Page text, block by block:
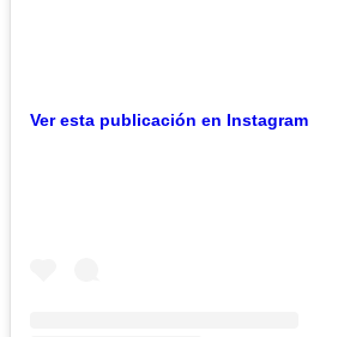
Ver esta publicación en Instagram